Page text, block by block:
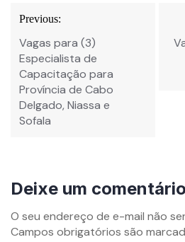
Navegação
de
Post
Previous:
Vagas para (3)
Especialista de
Capacitação para
Província de Cabo
Delgado, Niassa e
Sofala
Deixe um comentário
O seu endereço de e-mail não
Campos obrigatórios são